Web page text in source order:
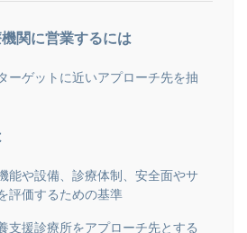
関に営業するには
ーゲットに近いアプローチ先を抽
能や設備、診療体制、安全面やサ
評価するための基準
支援診療所をアプローチ先とする